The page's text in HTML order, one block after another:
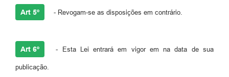
Art 5º - Revogam-se as disposições em contrário.
Art 6º - Esta Lei entrará em vigor em na data de sua
publicação.